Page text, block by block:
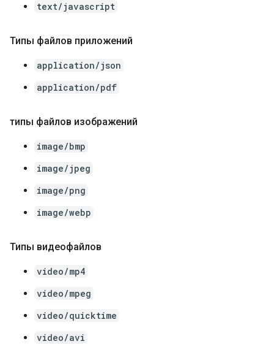
text/javascript
Типы файлов приложений
application/json
application/pdf
типы файлов изображений
image/bmp
image/jpeg
image/png
image/webp
Типы видеофайлов
video/mp4
video/mpeg
video/quicktime
video/avi